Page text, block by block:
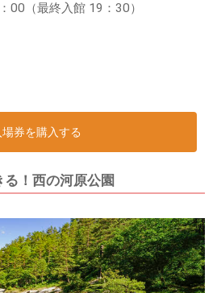
（最終入館 19：30）
場券を購入する
！西の河原公園